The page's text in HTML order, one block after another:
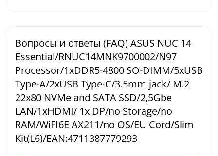
Вопросы и ответы (FAQ) ASUS NUC 14
Essential/RNUC14MNK9700002/N97
Processor/1xDDR5-4800 SO-DIMM/5xUSB
Type-A/2xUSB Type-C/3.5mm jack/ M.2
22x80 NVMe and SATA SSD/2,5Gbe
LAN/1xHDMI/ 1x DP/no Storage/no
RAM/WiFI6E AX211/no OS/EU Cord/Slim
Kit(L6)/EAN:4711387779293